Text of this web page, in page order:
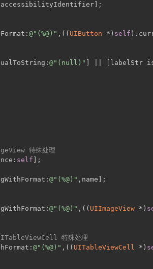
@"(%@)" ,(( UIButton *) self
@"(null)" ] || [labelStr
特殊处理
self ];
@"(%@)" ,name];
@"(%@)" ,(( UIImageView *)
特殊处理
@"(%@)" ,(( UITableViewCell *)